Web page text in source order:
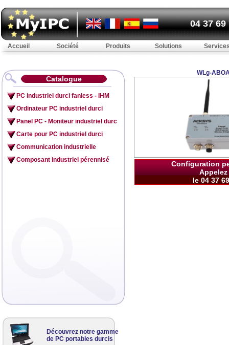
Catalogue
WLg-
Configuration
Appelez
le 04 37
PC industriel durci fanless - IHM
Ordinateur PC industriel durci
Panel PC - Moniteur industriel durc
Carte pour PC industriel durci
Communication industrielle
Composant industriel pérennisé
Découvrez notre gamme
de PC portables durcis
Accueil Société Produits Solutions
04 37 69